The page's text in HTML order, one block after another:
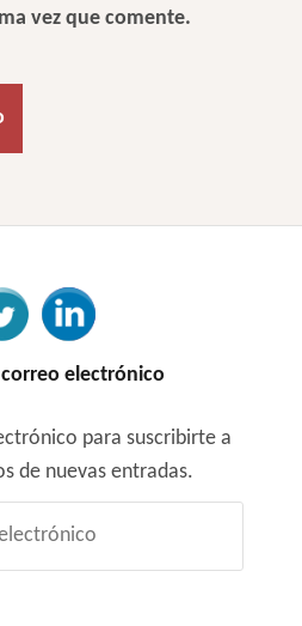
vez que comente.
electrónico
para suscribirte a
de nuevas entradas.